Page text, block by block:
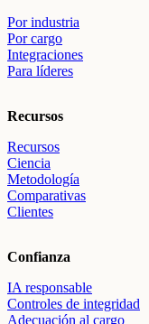
Por industria
Por cargo
Integraciones
Para líderes
Recursos
Recursos
Ciencia
Metodología
Comparativas
Clientes
Confianza
IA responsable
Controles de integridad
Adecuación al cargo